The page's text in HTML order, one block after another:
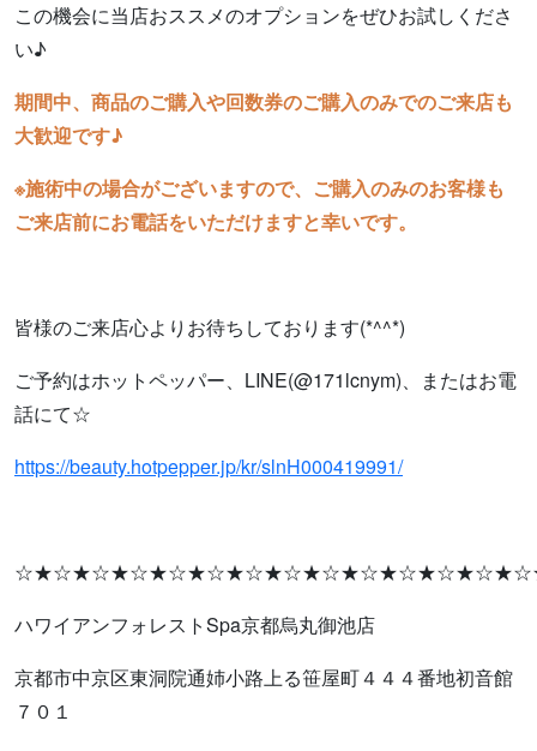
この機会に当店おススメのオプションをぜひお試しくださ
い♪
期間中、商品のご購入や回数券のご購入のみでのご来店も
大歓迎です♪
※施術中の場合がございますので、ご購入のみのお客様も
ご来店前にお電話をいただけますと幸いです。
皆様のご来店心よりお待ちしております(*^^*)
ご予約はホットペッパー、LINE(@171lcnym)、またはお電
話にて☆
https://beauty.hotpepper.jp/kr/slnH000419991/
ハワイアンフォレストSpa京都烏丸御池店
京都市中京区東洞院通姉小路上る笹屋町４４４番地初音館
７０１